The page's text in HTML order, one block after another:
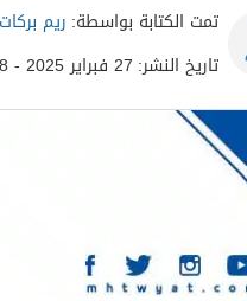
تمت الكتابة بواسطة: ريم بركات
تاريخ النشر: 27 فبراير 2025 - 3:18م